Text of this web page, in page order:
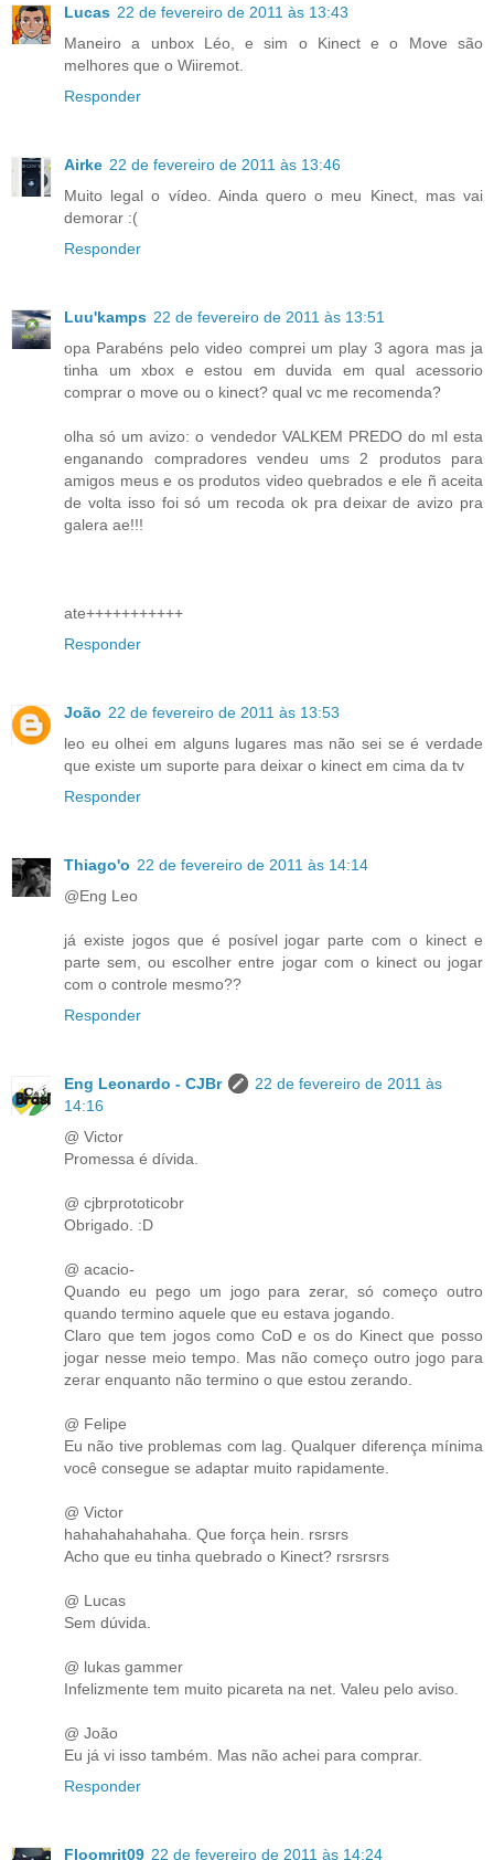
Lucas 22 de fevereiro de 2011 às 13:43
Maneiro a unbox Léo, e sim o Kinect e o Move são
melhores que o Wiiremot.
Responder
Airke 22 de fevereiro de 2011 às 13:46
Muito legal o vídeo. Ainda quero o meu Kinect, mas vai
demorar :(
Responder
Luu'kamps 22 de fevereiro de 2011 às 13:51
opa Parabéns pelo video comprei um play 3 agora mas ja
tinha um xbox e estou em duvida em qual acessorio
comprar o move ou o kinect? qual vc me recomenda?
olha só um avizo: o vendedor VALKEM PREDO do ml esta
enganando compradores vendeu ums 2 produtos para
amigos meus e os produtos video quebrados e ele ñ aceita
de volta isso foi só um recoda ok pra deixar de avizo pra
galera ae!!!
ate+++++++++++
Responder
João 22 de fevereiro de 2011 às 13:53
leo eu olhei em alguns lugares mas não sei se é verdade
que existe um suporte para deixar o kinect em cima da tv
Responder
Thiago'o 22 de fevereiro de 2011 às 14:14
@Eng Leo
já existe jogos que é posível jogar parte com o kinect e
parte sem, ou escolher entre jogar com o kinect ou jogar
com o controle mesmo??
Responder
Eng Leonardo - CJBr
22 de fevereiro de 2011 às
14:16
@ Victor
Promessa é dívida.
@ cjbrprototicobr
Obrigado. :D
@ acacio-
Quando eu pego um jogo para zerar, só começo outro
quando termino aquele que eu estava jogando.
Claro que tem jogos como CoD e os do Kinect que posso
jogar nesse meio tempo. Mas não começo outro jogo para
zerar enquanto não termino o que estou zerando.
@ Felipe
Eu não tive problemas com lag. Qualquer diferença mínima
você consegue se adaptar muito rapidamente.
@ Victor
hahahahahahaha. Que força hein. rsrsrs
Acho que eu tinha quebrado o Kinect? rsrsrsrs
@ Lucas
Sem dúvida.
@ lukas gammer
Infelizmente tem muito picareta na net. Valeu pelo aviso.
@ João
Eu já vi isso também. Mas não achei para comprar.
Responder
Floomrit09 22 de fevereiro de 2011 às 14:24